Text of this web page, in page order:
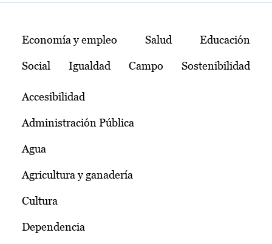
Temas
Economía y empleo Salud Educación
Social Igualdad Campo Sostenibilidad
Accesibilidad
Administración Pública
Agua
Agricultura y ganadería
Cultura
Dependencia